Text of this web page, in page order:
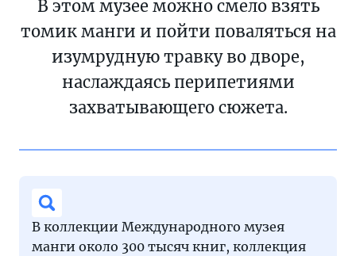
В этом музее можно смело взять
томик манги и пойти поваляться на
изумрудную травку во дворе,
наслаждаясь перипетиями
захватывающего сюжета.
В коллекции Международного музея
манги около 300 тысяч книг, коллекция